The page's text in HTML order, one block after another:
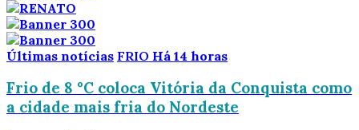
Últimas notícias FRIO Há 14 horas
Frio de 8 °C coloca Vitória da Conquista como
a cidade mais fria do Nordeste